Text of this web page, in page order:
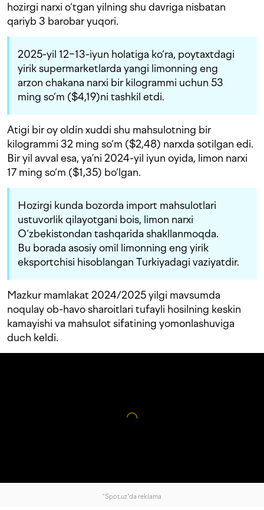
hozirgi narxi o‘tgan yilning shu davriga nisbatan
qariyb 3 barobar yuqori.
2025-yil 12−13-iyun holatiga ko‘ra, poytaxtdagi
yirik supermarketlarda yangi limonning eng
arzon chakana narxi bir kilogrammi uchun 53
ming so‘m ($4,19)ni tashkil etdi.
Atigi bir oy oldin xuddi shu mahsulotning bir
kilogrammi 32 ming so‘m ($2,48) narxda sotilgan edi.
Bir yil avval esa, ya’ni 2024-yil iyun oyida, limon narxi
17 ming so‘m ($1,35) bo‘lgan.
Hozirgi kunda bozorda import mahsulotlari
ustuvorlik qilayotgani bois, limon narxi
O‘zbekistondan tashqarida shakllanmoqda.
Bu borada asosiy omil limonning eng yirik
eksportchisi hisoblangan Turkiyadagi vaziyatdir.
Mazkur mamlakat 2024/2025 yilgi mavsumda
noqulay ob-havo sharoitlari tufayli hosilning keskin
kamayishi va mahsulot sifatining yomonlashuviga
duch keldi.
"Spot.uz"da reklama